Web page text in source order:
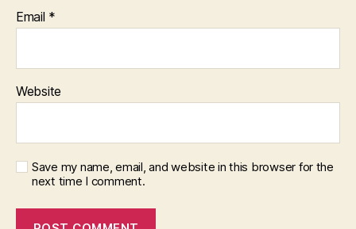
Email *
Website
Save my name, email, and website in this browser for the
next time I comment.